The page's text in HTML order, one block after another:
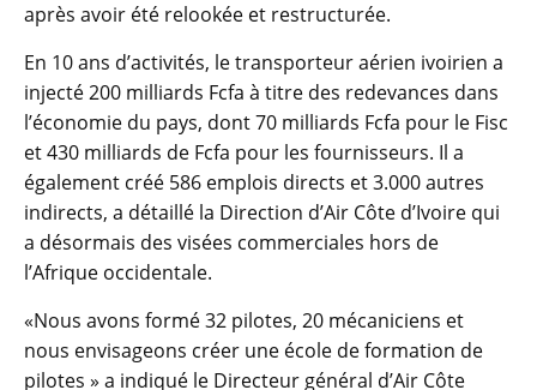
après avoir été relookée et restructurée.
En 10 ans d’activités, le transporteur aérien ivoirien a
injecté 200 milliards Fcfa à titre des redevances dans
l’économie du pays, dont 70 milliards Fcfa pour le Fisc
et 430 milliards de Fcfa pour les fournisseurs. Il a
également créé 586 emplois directs et 3.000 autres
indirects, a détaillé la Direction d’Air Côte d’Ivoire qui
a désormais des visées commerciales hors de
l’Afrique occidentale.
«Nous avons formé 32 pilotes, 20 mécaniciens et
nous envisageons créer une école de formation de
pilotes » a indiqué le Directeur général d’Air Côte